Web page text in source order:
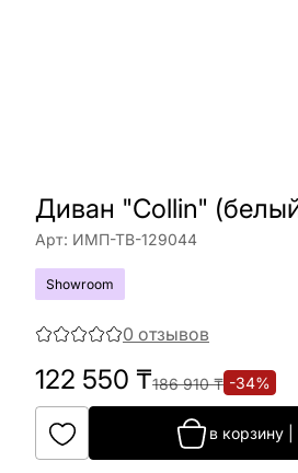
Диван "Collin"
Арт: ИМП-ТВ-129044
Showroom
0 отзывов
122 550 ₸186 910₸ -34%
в корзину